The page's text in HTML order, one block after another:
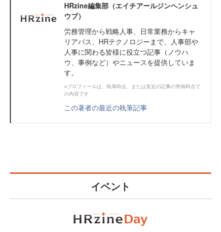
HRzine編集部（エイチアールジンヘンシュ
ウブ）
労務管理から戦略人事、日常業務からキャ
リアパス、HRテクノロジーまで、人事部や
人事に関わる皆様に役立つ記事（ノウハ
ウ、事例など）やニュースを提供していま
す。
※プロフィールは、執筆時点、または直近の記事の寄稿時点で
の内容です
この著者の最近の執筆記事
イベント